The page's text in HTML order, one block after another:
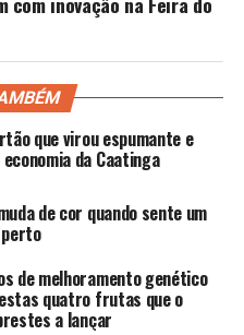
que virou espumante e
da Caatinga
de cor quando sente um
de melhoramento genético
quatro frutas que o
a lançar